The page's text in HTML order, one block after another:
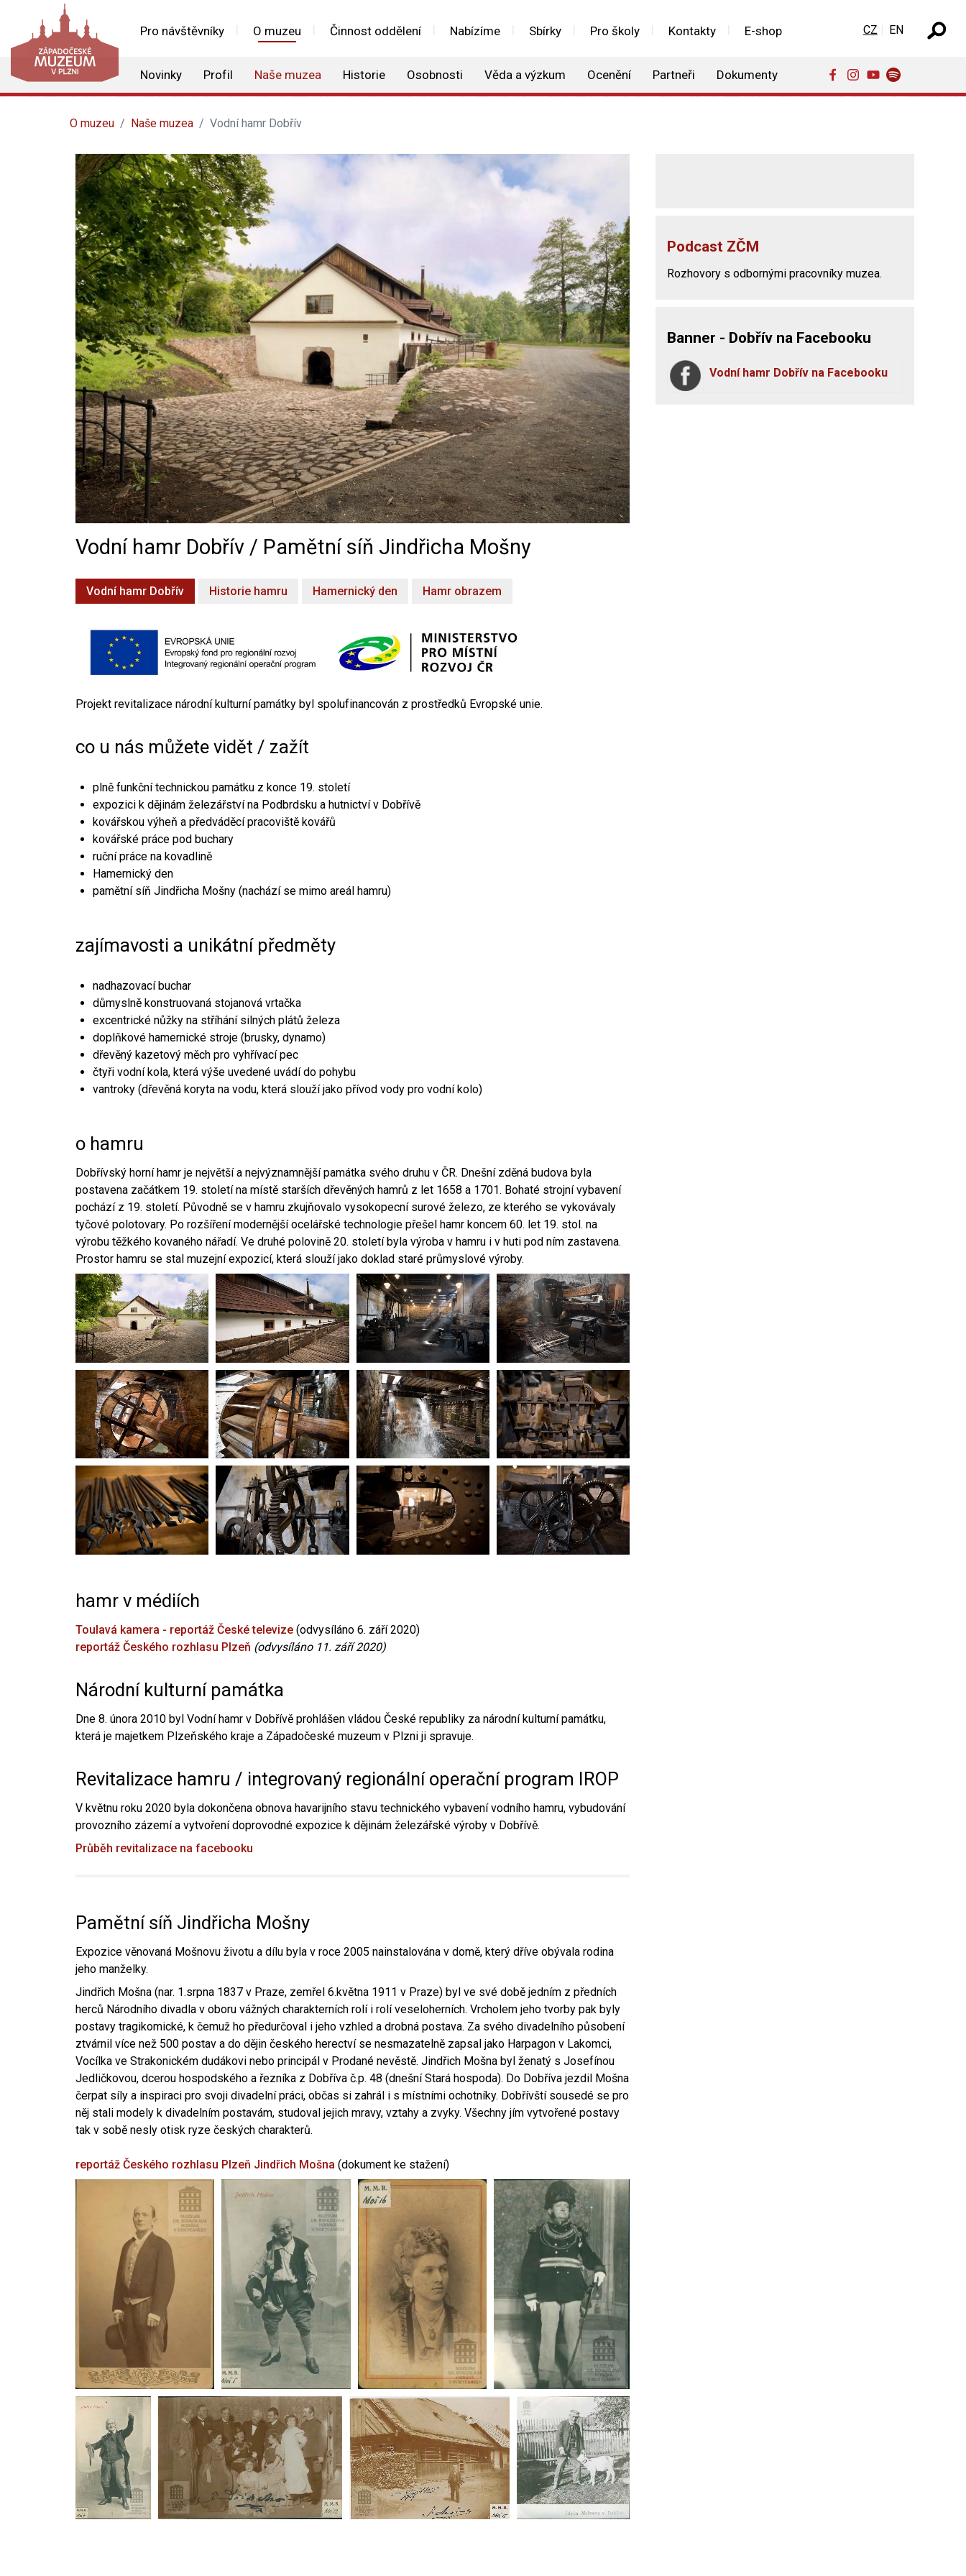
Pro návštěvníky O muzeu Činnost oddělení Nabízíme Sbírky Pro školy Kontakty E-shop
Novinky Profil Naše muzea Historie Osobnosti Věda a výzkum Ocenění Partneři Dokumenty
Zvolte jazyk
CZ EN
O muzeu Naše muzea Vodní hamr Dobřív
Vodní hamr Dobřív / Pamětní síň Jindřicha Mošny
Vodní hamr Dobřív Historie hamru Hamernický den Hamr obrazem
Projekt revitalizace národní kulturní památky byl spolufinancován z prostředků Evropské unie.
co u nás můžete vidět / zažít
plně funkční technickou památku z konce 19. století
expozici k dějinám železářství na Podbrdsku a hutnictví v Dobřívě
kovářskou výheň a předváděcí pracoviště kovářů
kovářské práce pod buchary
ruční práce na kovadlině
Hamernický den
pamětní síň Jindřicha Mošny (nachází se mimo areál hamru)
zajímavosti a unikátní předměty
nadhazovací buchar
důmyslně konstruovaná stojanová vrtačka
excentrické nůžky na stříhání silných plátů železa
doplňkové hamernické stroje (brusky, dynamo)
dřevěný kazetový měch pro vyhřívací pec
čtyři vodní kola, která výše uvedené uvádí do pohybu
vantroky (dřevěná koryta na vodu, která slouží jako přívod vody pro vodní kolo)
o hamru
Dobřívský horní hamr je největší a nejvýznamnější památka svého druhu v ČR. Dnešní zděná budova byla
postavena začátkem 19. století na místě starších dřevěných hamrů z let 1658 a 1701. Bohaté strojní vybavení
pochází z 19. století. Původně se v hamru zkujňovalo vysokopecní surové železo, ze kterého se vykovávaly
tyčové polotovary. Po rozšíření modernější ocelářské technologie přešel hamr koncem 60. let 19. stol. na
výrobu těžkého kovaného nářadí. Ve druhé polovině 20. století byla výroba v hamru i v huti pod ním zastavena.
Prostor hamru se stal muzejní expozicí, která slouží jako doklad staré průmyslové výroby.
hamr v médiích
Toulavá kamera - reportáž České televize (odvysíláno 6. září 2020)
reportáž Českého rozhlasu Plzeň (odvysíláno 11. září 2020)
Národní kulturní památka
Dne 8. února 2010 byl Vodní hamr v Dobřívě prohlášen vládou České republiky za národní kulturní památku,
která je majetkem Plzeňského kraje a Západočeské muzeum v Plzni ji spravuje.
Revitalizace hamru / integrovaný regionální operační program IROP
V květnu roku 2020 byla dokončena obnova havarijního stavu technického vybavení vodního hamru, vybudování
provozního zázemí a vytvoření doprovodné expozice k dějinám železářské výroby v Dobřívě.
Průběh revitalizace na facebooku
Pamětní síň Jindřicha Mošny
Expozice věnovaná Mošnovu životu a dílu byla v roce 2005 nainstalována v domě, který dříve obývala rodina
jeho manželky.
Jindřich Mošna (nar. 1.srpna 1837 v Praze, zemřel 6.května 1911 v Praze) byl ve své době jedním z předních
herců Národního divadla v oboru vážných charakterních rolí i rolí veseloherních. Vrcholem jeho tvorby pak byly
postavy tragikomické, k čemuž ho předurčoval i jeho vzhled a drobná postava. Za svého divadelního působení
ztvárnil více než 500 postav a do dějin českého herectví se nesmazatelně zapsal jako Harpagon v Lakomci,
Vocílka ve Strakonickém dudákovi nebo principál v Prodané nevěstě. Jindřich Mošna byl ženatý s Josefínou
Jedličkovou, dcerou hospodského a řezníka z Dobříva č.p. 48 (dnešní Stará hospoda). Do Dobříva jezdil Mošna
čerpat síly a inspiraci pro svoji divadelní práci, občas si zahrál i s místními ochotníky. Dobřívští sousedé se pro
něj stali modely k divadelním postavám, studoval jejich mravy, vztahy a zvyky. Všechny jím vytvořené postavy
tak v sobě nesly otisk ryze českých charakterů.
reportáž Českého rozhlasu Plzeň Jindřich Mošna (dokument ke stažení)
Podcast ZČM
Rozhovory s odbornými pracovníky muzea.
Banner - Dobřív na Facebooku
Vodní hamr Dobřív na Facebooku